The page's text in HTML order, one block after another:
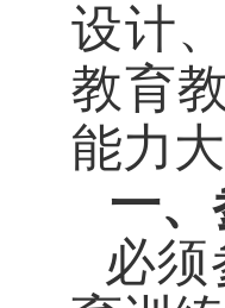
设计
教育
能力大
一
必须